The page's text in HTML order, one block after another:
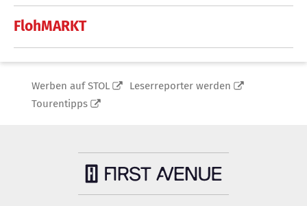
FlohMARKT
Werben auf STOL
Leserreporter werden
Tourentipps